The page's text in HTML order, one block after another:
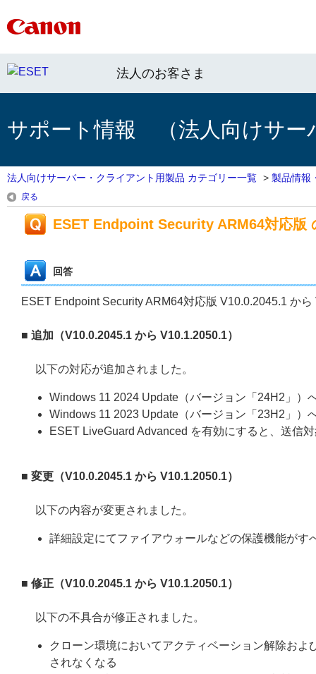
法人のお客さま
サポート情報 （法人向けサー
法人向けサーバー・クライアント用製品 カテゴリー一覧 > 製品情報
戻る
ESET Endpoint Security ARM64対応版
回答
ESET Endpoint Security ARM64対応版 V10.0.2045.1 か
■ 追加（V10.0.2045.1 から V10.1.2050.1）
以下の対応が追加されました。
Windows 11 2024 Update（バージョン「24H2」）
Windows 11 2023 Update（バージョン「23H2」）
ESET LiveGuard Advanced を有効にすると、送信
■ 変更（V10.0.2045.1 から V10.1.2050.1）
以下の内容が変更されました。
詳細設定にてファイアウォールなどの保護機能が
■ 修正（V10.0.2045.1 から V10.1.2050.1）
以下の不具合が修正されました。
クローン環境においてアクティベーション解除お
されなくなる